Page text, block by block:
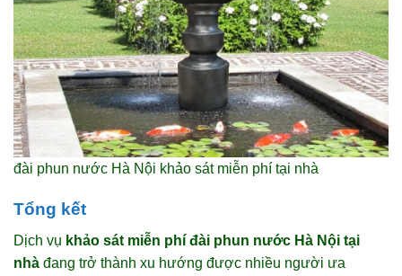
đài phun nước Hà Nội khảo sát miễn phí tại nhà
Tổng kết
Dịch vụ khảo sát miễn phí đài phun nước Hà Nội tại
nhà đang trở thành xu hướng được nhiều người ưa